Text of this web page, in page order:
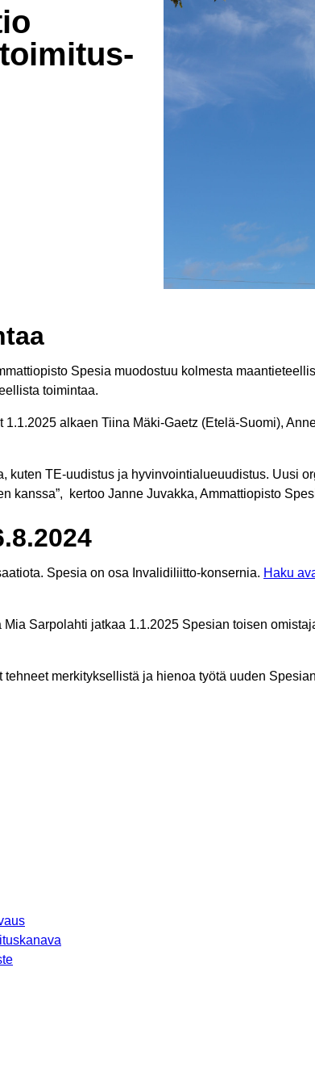
toimi­tus­
Spesia muodostuu kolmesta
toimintaa.
alkaen Tiina Mäki-Gaetz (Etelä-Suomi),
kuten TE-uudistus ja hyvinvointialueuudistus. Uusi
kanssa”, kertoo Janne Juvakka, Ammattiopisto
Spesia on osa Invalidiliitto-konsernia. Haku
Sarpolahti jatkaa 1.1.2025 Spesian toisen
merkityksellistä ja hienoa työtä uuden
uuteen välilehteen